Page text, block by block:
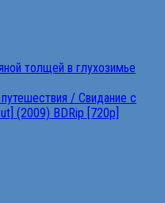
толщей в глухозимье
/ Свидание с
(2009) BDRip [720p]